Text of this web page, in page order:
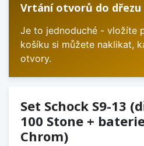
Vrtání otvorů do dřezu
Je to jednoduché - vložíte
košíku si můžete naklikat,
otvory.
Set Schock S9-13
100 Stone +
Chrom)